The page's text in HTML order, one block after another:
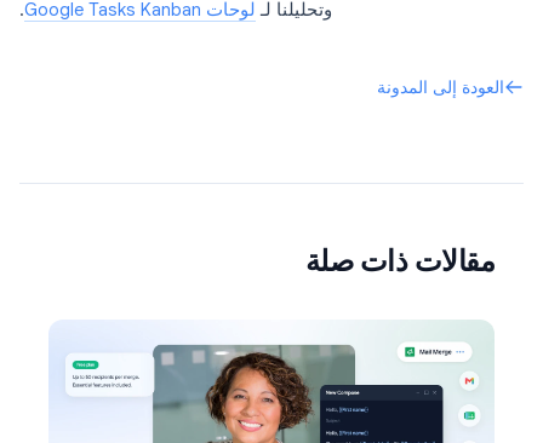
وتحليلنا لـ لوحات Google Tasks Kanban .
العودة إلى المدونة
مقالات ذات صلة